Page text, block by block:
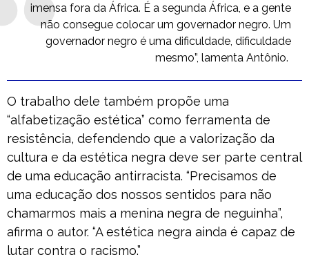
imensa fora da África. É a segunda África, e a gente
não consegue colocar um governador negro. Um
governador negro é uma dificuldade, dificuldade
mesmo”, lamenta Antônio.
O trabalho dele também propõe uma
“alfabetização estética” como ferramenta de
resistência, defendendo que a valorização da
cultura e da estética negra deve ser parte central
de uma educação antirracista. “Precisamos de
uma educação dos nossos sentidos para não
chamarmos mais a menina negra de neguinha”,
afirma o autor. “A estética negra ainda é capaz de
lutar contra o racismo.”